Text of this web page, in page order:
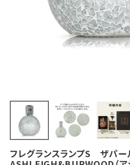
フレグランスランプS ザパ